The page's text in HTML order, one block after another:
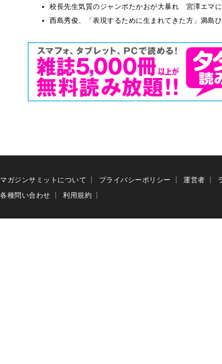
校長先生気質のジャンボたかおが大暴れ 宮澤エマ
西島秀俊、「表現するために生まれてきた方」満島
マガジンサミットについて プライバシーポリシー 運営者
各種問い合わせ
利用規約